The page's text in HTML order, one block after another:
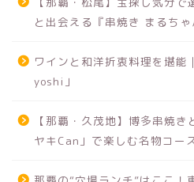
と出会える『串焼き まるちゃ
ワインと和洋折衷料理を堪能
yoshi」
【那覇・久茂地】博多串焼
ヤキCan」で楽しむ名物コー
沖縄